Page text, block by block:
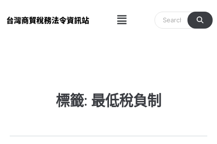
Menu
標籤: 最低稅負制